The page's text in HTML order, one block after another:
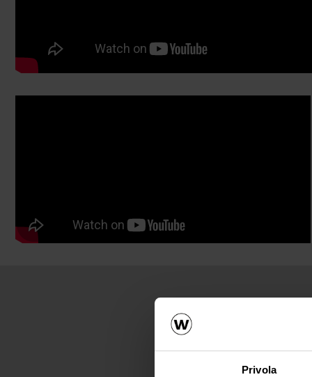
Privola